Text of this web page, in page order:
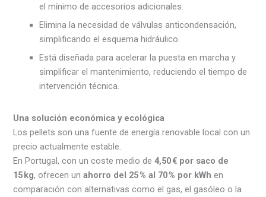
el mínimo de accesorios adicionales.
Elimina la necesidad de válvulas anticondensación,
simplificando el esquema hidráulico.
Está diseñada para acelerar la puesta en marcha y
simplificar el mantenimiento, reduciendo el tiempo de
intervención técnica.
Una solución económica y ecológica
Los pellets son una fuente de energía renovable local con un
precio actualmente estable.
En Portugal, con un coste medio de4,50 € por saco de
15 kg, ofrecen unahorro del 25 % al 70 % por kWh en
comparación con alternativas como el gas, el gasóleo o la